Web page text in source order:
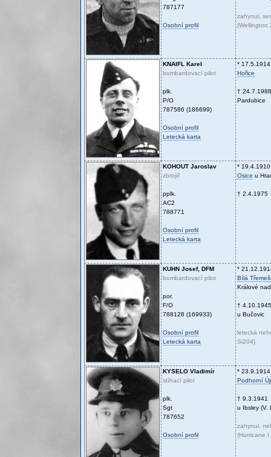
787177
Osobní profil
zahynul,
(Wellington
KNAIFL Karel
bombardovací pilot
plk.
P/O
787586 (186699)
Osobní profil
Letecká karta
* 17.5.1914
Hořice
† 24.7.1988
Pardubice
KOHOUT Jaroslav
zbrojíř
pplk.
AC2
788771
Osobní profil
Letecká karta
* 19.4.1910
Osice u
† 2.4.1975
KUHN Josef, DFM
bombardovací pilot
por.
F/O
788128 (169933)
Osobní profil
Letecká karta
*
Bílá
Králové
† 4.10.1945
u Bučovic
letecká
Si204)
KYSELO Vladimír
stíhací pilot
plk.
Sgt
787652
Osobní profil
* 23.9.1914
Podhorní
† 9.3.1941
u Ibsley (V.
zahynul,
(Hurricane